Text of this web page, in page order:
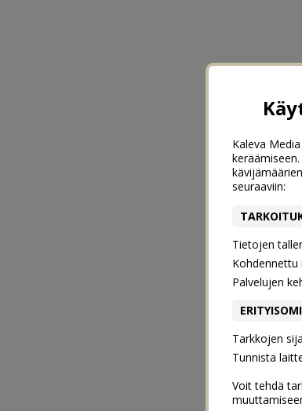
Kaleva
seuraaviin:
Tietojen
Palvelujen
Tarkkojen
Tunnista
Voit tehdä